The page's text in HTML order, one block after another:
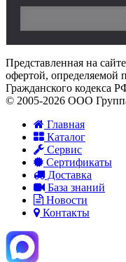
Представленная на
офертой, определяемой
Гражданского кодекса
© 2005-2026 ООО
Главная
Каталог
Сервис
Сертификаты
Доставка
База знаний
Новости
Контакты